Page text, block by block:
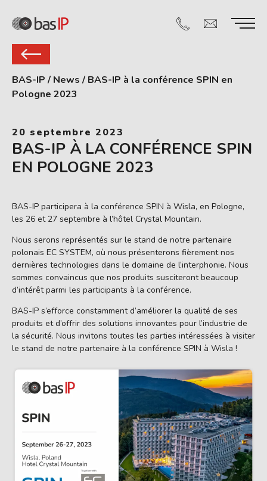
BAS-IP / News / BAS-IP à la conférence SPIN en
Pologne 2023
20 septembre 2023
BAS-IP À LA CONFÉRENCE SPIN
EN POLOGNE 2023
BAS-IP participera à la conférence SPIN à Wisla, en Pologne,
les 26 et 27 septembre à l’hôtel Crystal Mountain.
Nous serons représentés sur le stand de notre partenaire
polonais EC SYSTEM, où nous présenterons fièrement nos
dernières technologies dans le domaine de l’interphonie. Nous
sommes convaincus que nos produits susciteront beaucoup
d’intérêt parmi les participants à la conférence.
BAS-IP s’efforce constamment d’améliorer la qualité de ses
produits et d’offrir des solutions innovantes pour l’industrie de
la sécurité. Nous invitons toutes les parties intéressées à visiter
le stand de notre partenaire à la conférence SPIN à Wisla !